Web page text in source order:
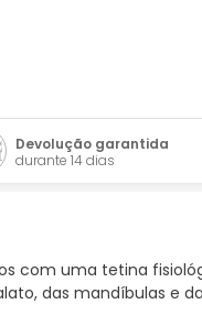
Devolução garantida
durante 14 dias
com uma tetina
das mandíbulas e